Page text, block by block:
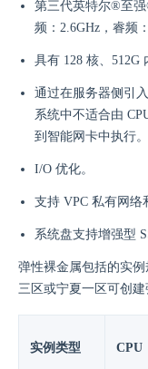
第三代英特尔®至
频：2.6GHz，睿频
具有 128 核、512G
通过在服务器侧引
系统中不适合由
到智能网卡中执行。
I/O 优化。
支持 VPC 私有网络
系统盘支持增强型
弹性裸金属包括的实
三区或宁夏一区可创建
实例类型 CPU